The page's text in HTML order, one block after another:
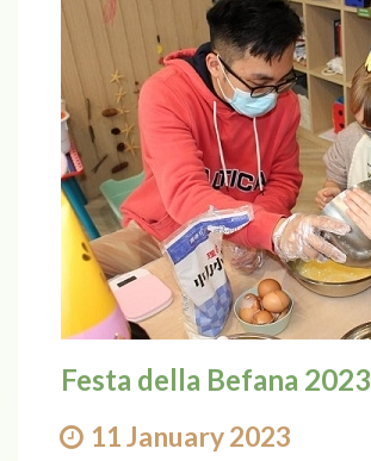
Festa della Befana 2023
11 January 2023